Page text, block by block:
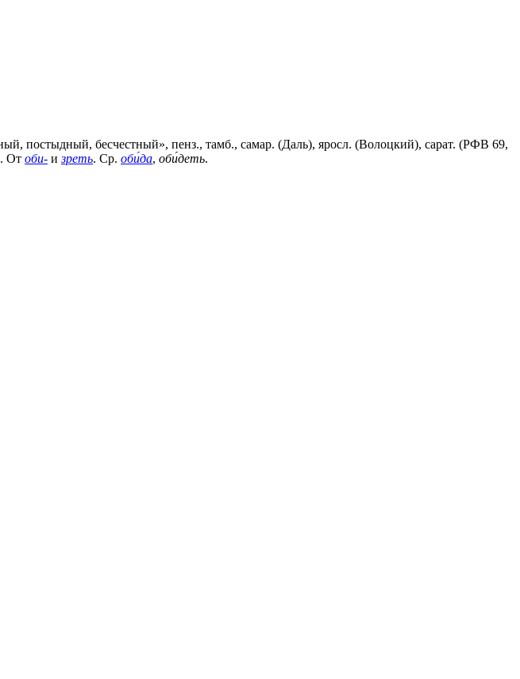
постыдный, бесчестный», пенз., тамб., самар. (Даль), яросл. (Волоцкий), сарат. (РФВ 69,
От оби- изреть. Ср. оби́да, оби́деть.